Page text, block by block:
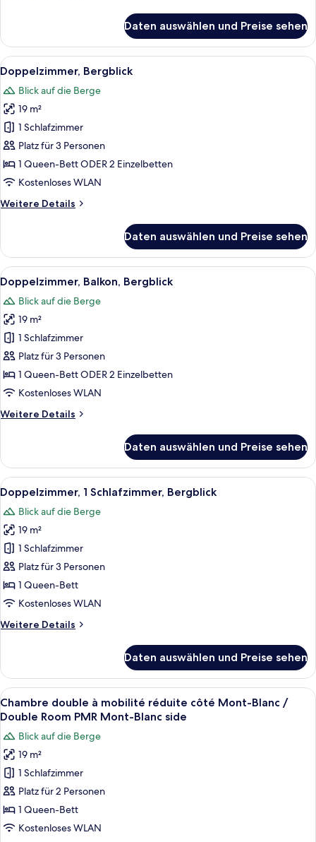
Balkon
Daten auswählen und Preise sehen
Alle
Fotos
für
Doppelzimmer,
Bergblick
anzeigen
Ein Hotelzimmer mit einem
5
Doppelzimmer, Bergblick
Blick auf die Berge
19 m²
1 Schlafzimmer
Platz für 3 Personen
1 Queen-Bett ODER 2 Einzelbetten
Kostenloses WLAN
Weitere Details
Weitere
Bergblick
Daten auswählen und Preise sehen
Alle
Fotos
für
Doppelzimmer,
Balkon,
Bergblick
anzeigen
Ein Hotelzimmer mit einem
4
Doppelzimmer, Balkon, Bergblick
Blick auf die Berge
19 m²
1 Schlafzimmer
Platz für 3 Personen
1 Queen-Bett ODER 2 Einzelbetten
Kostenloses WLAN
Weitere Details
Weitere
Balkon,
Bergblick
Daten auswählen und Preise sehen
Alle
Fotos
für
Doppelzimmer,
Schlafzimmer,
Bergblick
anzeigen
Ein Hotelzimmer mit einem großen
5
Doppelzimmer, 1 Schlafzimmer, Bergblick
Blick auf die Berge
19 m²
1 Schlafzimmer
Platz für 3 Personen
1 Queen-Bett
Kostenloses WLAN
Weitere Details
Weitere
1
Schlafzimmer,
Bergblick
Daten auswählen und Preise sehen
Alle
Fotos
Chambre
double
à
mobilité
réduite
côté
Chambre double à mobilité réduite
5
Chambre double à mobilité réduite côté Mont-Blanc /
Double Room PMR Mont-Blanc side
Blick auf die Berge
19 m²
1 Schlafzimmer
Platz für 2 Personen
1 Queen-Bett
Kostenloses WLAN